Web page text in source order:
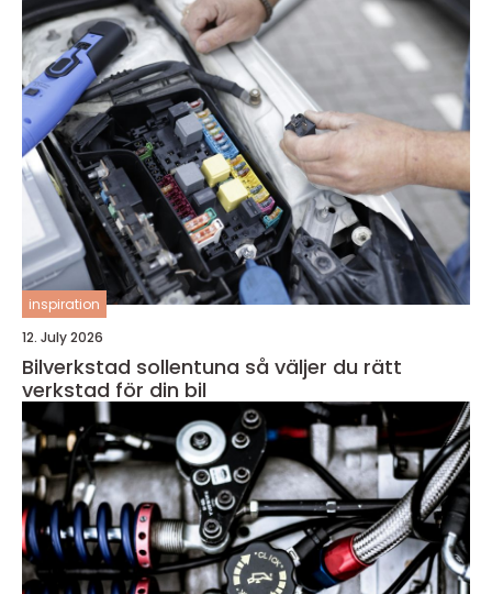
inspiration
12. July 2026
Bilverkstad sollentuna så väljer du rätt
verkstad för din bil